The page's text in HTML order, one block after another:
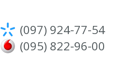
(097) 924-77-54
(095) 822-96-00